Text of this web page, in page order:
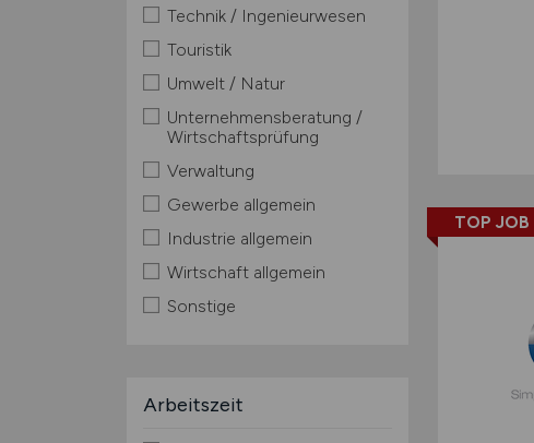
Technik / Ingenieurwesen
Touristik
Umwelt / Natur
Unternehmensberatung /
Wirtschaftsprüfung
Verwaltung
Gewerbe allgemein
Industrie allgemein
Wirtschaft allgemein
Sonstige
Arbeitszeit
TOP JOB